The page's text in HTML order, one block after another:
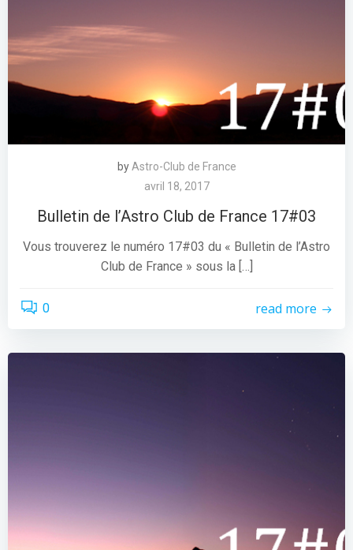
by Astro-Club de France
avril 18, 2017
Bulletin de l’Astro Club de France 17#03
Vous trouverez le numéro 17#03 du « Bulletin de l’Astro
Club de France » sous la […]
0 read more